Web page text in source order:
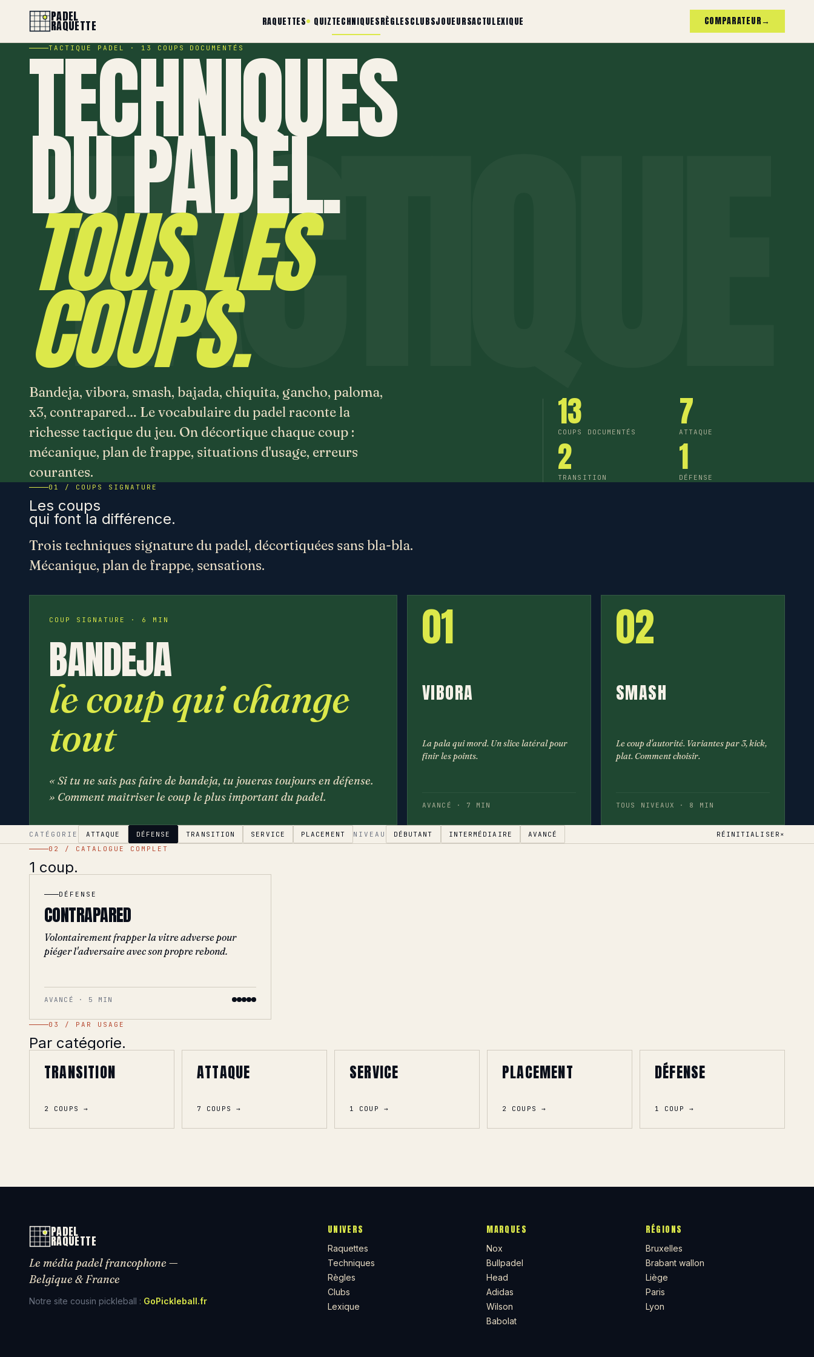
PADEL
RAQUETTE RAQUETTES QUIZTECHNIQUESRÈGLESCLUBSJOUEURSACTULEXIQUE COMPARATEUR→
TACTIQUE PADEL · 13 COUPS DOCUMENTÉS
TECHNIQUES
DU PADEL.
TOUS LES
COUPS.
Bandeja, vibora, smash, bajada, chiquita, gancho, paloma,
x3, contrapared… Le vocabulaire du padel raconte la
richesse tactique du jeu. On décortique chaque coup :
mécanique, plan de frappe, situations d'usage, erreurs
courantes.
13
COUPS DOCUMENTÉS 7
ATTAQUE
2
TRANSITION 1
DÉFENSE
01 / COUPS SIGNATURE
Les coups
qui font la différence.
Trois techniques signature du padel, décortiquées sans bla-bla.
Mécanique, plan de frappe, sensations.
COUP SIGNATURE · 6 MIN
BANDEJA
le coup qui change
tout
« Si tu ne sais pas faire de bandeja, tu joueras toujours en défense.
» Comment maîtriser le coup le plus important du padel.
01
VIBORA
La pala qui mord. Un slice latéral pour
finir les points.
AVANCÉ · 7 MIN
02
SMASH
Le coup d'autorité. Variantes par 3, kick,
plat. Comment choisir.
TOUS NIVEAUX · 8 MIN
CATÉGORIE ATTAQUE DÉFENSE TRANSITION SERVICE PLACEMENT NIVEAU DÉBUTANT INTERMÉDIAIRE AVANCÉ RÉINITIALISER ×
02 / CATALOGUE COMPLET
1 coup.
DÉFENSE
CONTRAPARED
Volontairement frapper la vitre adverse pour
piéger l'adversaire avec son propre rebond.
AVANCÉ · 5 MIN
03 / PAR USAGE
Par catégorie.
TRANSITION
2 COUPS →
ATTAQUE
7 COUPS →
SERVICE
1 COUP →
PLACEMENT
2 COUPS →
DÉFENSE
1 COUP →
PADEL
RAQUETTE
Le média padel francophone —
Belgique & France
Notre site cousin pickleball : GoPickleball.fr
UNIVERS
Raquettes
Techniques
Règles
Clubs
Lexique
MARQUES
Nox
Bullpadel
Head
Adidas
Wilson
Babolat
RÉGIONS
Bruxelles
Brabant wallon
Liège
Paris
Lyon